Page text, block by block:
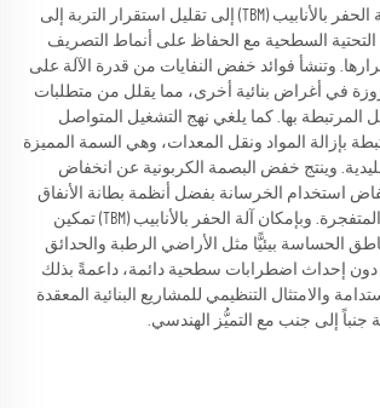
الدقيق الذي تحققه آلة الحفر بالأنابيب (TBM) إلى تقليل استقرار التربة إلى
التحتية السطحية مع الحفاظ على أنماط التصريف
وتنشأ فوائد خفض النفايات من قدرة الآلة على
في أغراض بنائية أخرى، مما يقلل من متطلبات
المرتبطة بها. كما يلغي نهج التشغيل المتواصل
بإزالة المواد ونقل المعدات، وهي السمة المميزة
وينتج خفض البصمة الكربونية عن انخفاض
استخدام الخرسانة بفضل أنظمة بطانة الأنفاق
الفعّالة، وإلغاء المواد المتفجرة. وبإمكان آلة الحفر بالأنابيب (TBM) تمكين
الحساسة بيئيًّا مثل الأراضي الرطبة والحدائق
دون إحداث اضطرابات سطحية دائمة، داعمةً بذلك
والامتثال التنظيمي للمشاريع البنائية المعقدة
جنباً إلى جنب مع التميُّز الهندسي.